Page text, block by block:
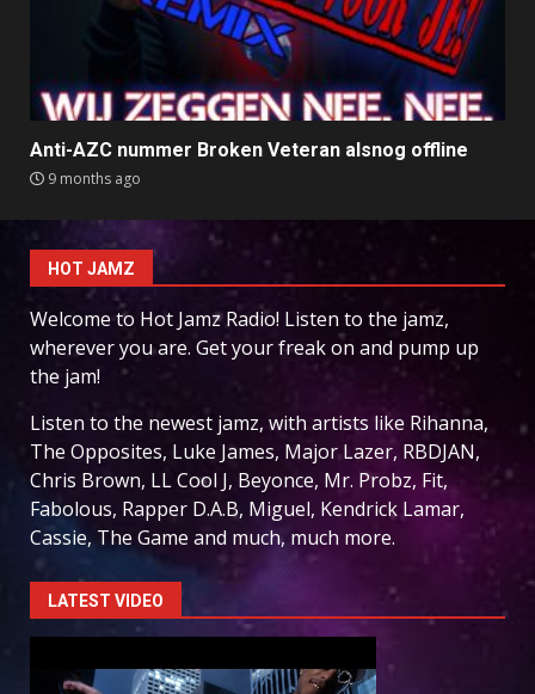
Anti-AZC nummer Broken Veteran alsnog offline
9 months ago
HOT JAMZ
Welcome to Hot Jamz Radio! Listen to the jamz,
wherever you are. Get your freak on and pump up
the jam!
Listen to the newest jamz, with artists like Rihanna,
The Opposites, Luke James, Major Lazer, RBDJAN,
Chris Brown, LL Cool J, Beyonce, Mr. Probz, Fit,
Fabolous, Rapper D.A.B, Miguel, Kendrick Lamar,
Cassie, The Game and much, much more.
LATEST VIDEO